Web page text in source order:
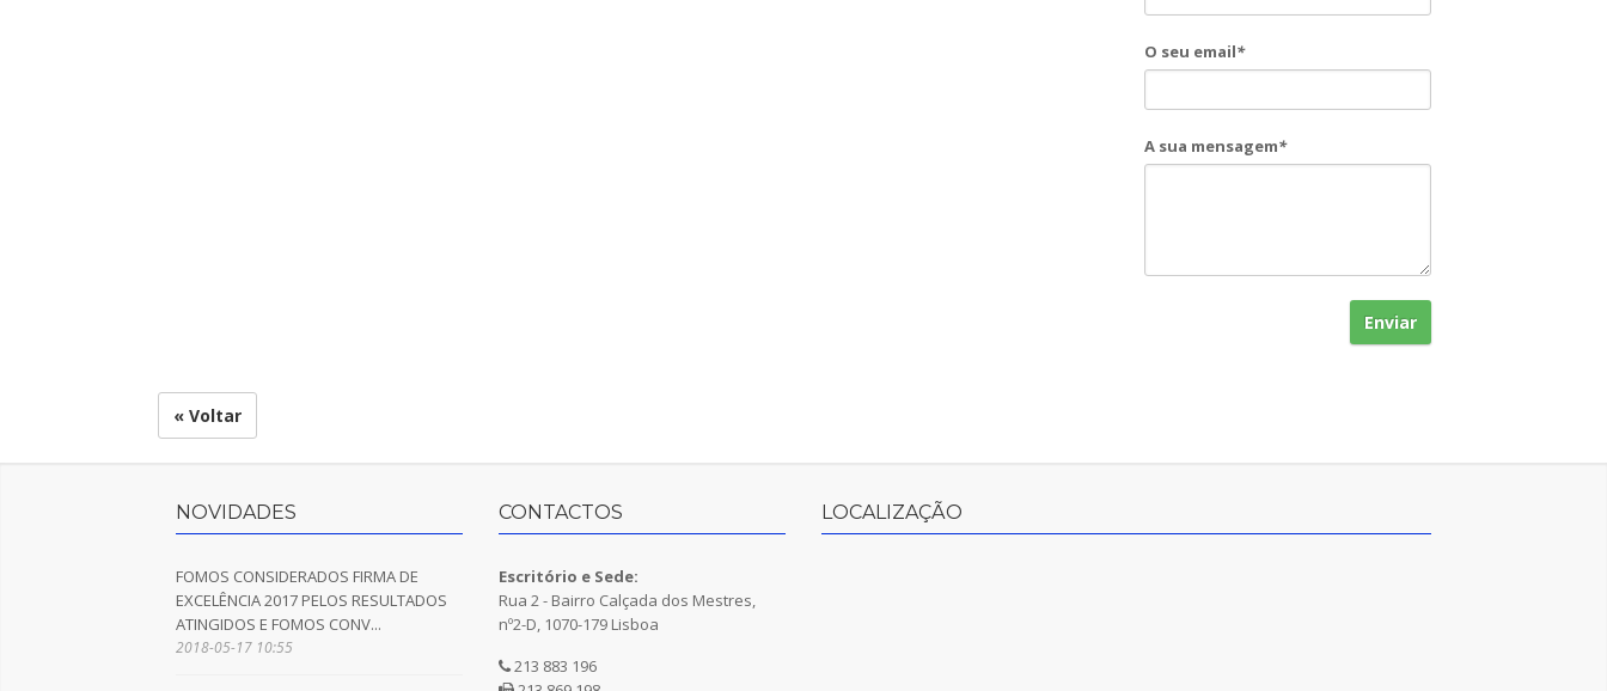
O seu email*
A sua mensagem*
Enviar
« Voltar
NOVIDADES
FOMOS CONSIDERADOS FIRMA DE
EXCELÊNCIA 2017 PELOS RESULTADOS
ATINGIDOS E FOMOS CONV...
2018-05-17 10:55
CONTACTOS
Escritório e Sede:
Rua 2 - Bairro Calçada dos Mestres,
nº2-D, 1070-179 Lisboa
213 883 196
LOCALIZAÇÃO